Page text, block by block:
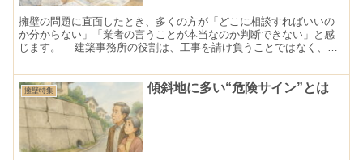
擁壁の問題に直面したとき、多くの方が「どこに相談すればいいの
か分からない」「業者の言うことが本当なのか判断できない」と感
じます。 建築事務所の役割は、工事を請け負うことではなく、第
ここでは、建築事務所が擁壁に関してどのようなサポートを行える
のかを整理します。
擁壁特集 傾斜地に多い“危険サイン”とは